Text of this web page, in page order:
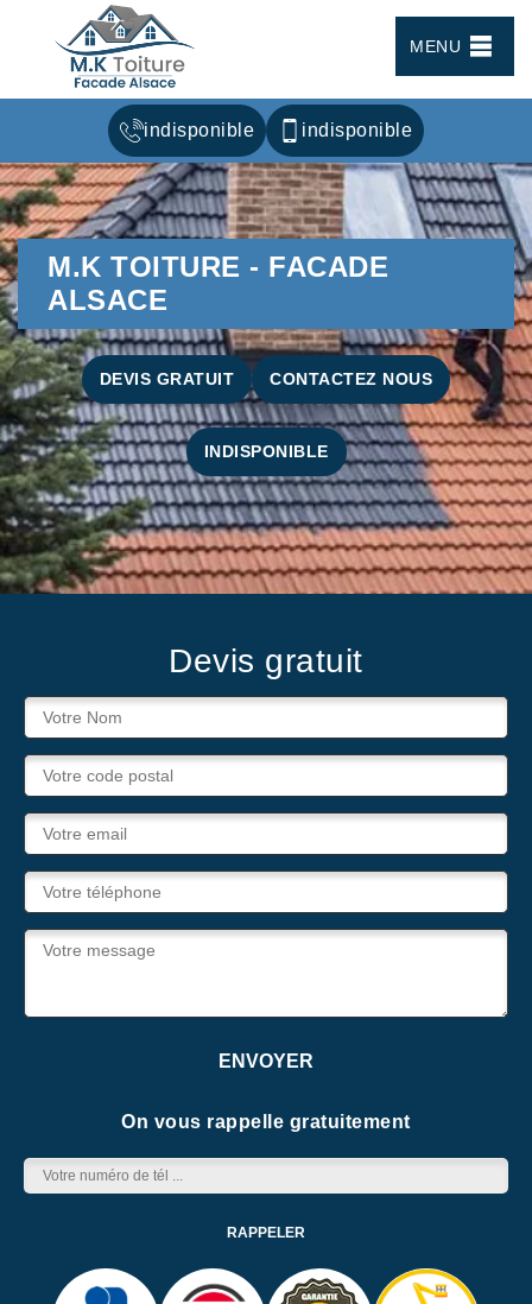
MENU
indisponible indisponible
M.K TOITURE - FACADE
ALSACE
DEVIS GRATUIT CONTACTEZ NOUS
INDISPONIBLE
Devis gratuit
On vous rappelle gratuitement